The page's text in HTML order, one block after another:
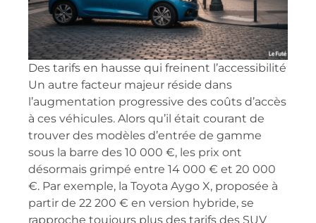
Des tarifs en hausse qui freinent l’accessibilité
Un autre facteur majeur réside dans
l’augmentation progressive des coûts d’accès
à ces véhicules. Alors qu’il était courant de
trouver des modèles d’entrée de gamme
sous la barre des 10 000 €, les prix ont
désormais grimpé entre 14 000 € et 20 000
€. Par exemple, la Toyota Aygo X, proposée à
partir de 22 200 € en version hybride, se
rapproche toujours plus des tarifs des SUV